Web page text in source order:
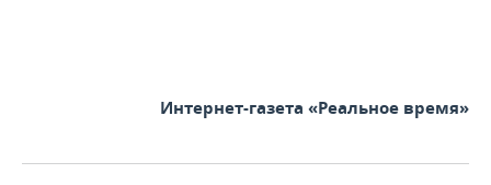
Интернет-газета «Реальное время»